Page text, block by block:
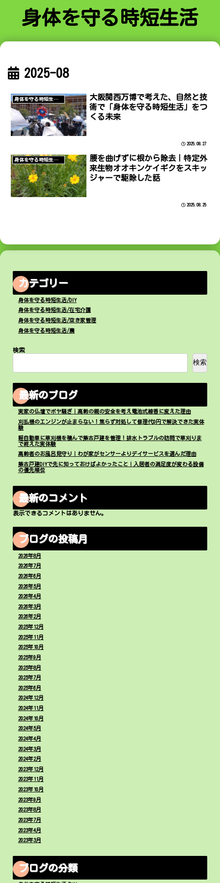
身体を守る時短生活
2025-08
身体を守る時短生活/農
大阪関西万博で考えた、自然と技
術で「身体を守る時短生活」をつ
くる未来
2025.08.27
身体を守る時短生活/農
腰を曲げずに根から除去｜特定外
来生物オオキンケイギクをスキッ
ジャーで駆除した話
2025.08.25
カテゴリー
身体を守る時短生活/DIY
身体を守る時短生活/在宅介護
身体を守る時短生活/空き家管理
身体を守る時短生活/農
検索
検索
最新のブログ
実家の仏壇でボヤ騒ぎ｜高齢の親の安全を考え電池式線香に変えた理由
刈払機のエンジンが止まらない！焦らず対処して修理代0円で解決できた実体
験
軽自動車に草刈機を積んで築古戸建を管理！排水トラブルの訪問で草刈りま
で終えた実体験
高齢者のお風呂見守り｜わが家がセンサーよりデイサービスを選んだ理由
築古戸建DIYで先に知っておけばよかったこと｜入居者の満足度が変わる設備
の優先順位
最新のコメント
表示できるコメントはありません。
ブログの投稿月
2026年8月
2026年7月
2026年6月
2026年5月
2026年4月
2026年3月
2026年2月
2025年12月
2025年11月
2025年10月
2025年9月
2025年8月
2025年7月
2025年6月
2024年12月
2024年11月
2024年10月
2024年5月
2024年4月
2024年3月
2024年2月
2023年12月
2023年11月
2023年10月
2023年9月
2023年8月
2023年7月
2023年4月
2023年3月
ブログの分類